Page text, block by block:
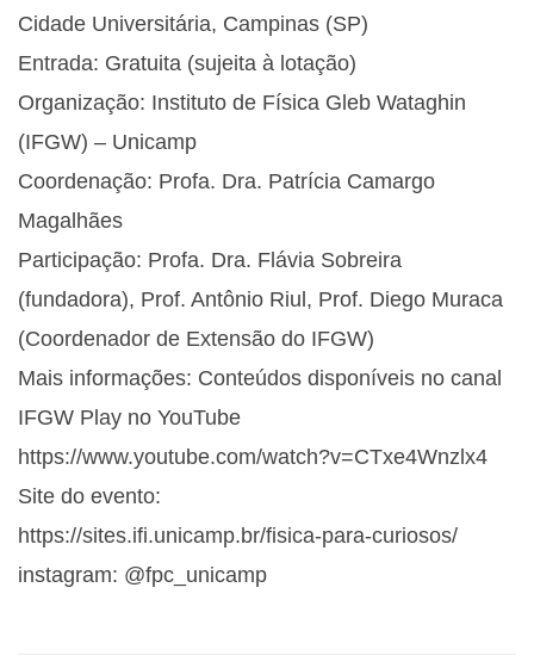
Cidade Universitária, Campinas (SP)
Entrada: Gratuita (sujeita à lotação)
Organização: Instituto de Física Gleb Wataghin
(IFGW) – Unicamp
Coordenação: Profa. Dra. Patrícia Camargo
Magalhães
Participação: Profa. Dra. Flávia Sobreira
(fundadora), Prof. Antônio Riul, Prof. Diego Muraca
(Coordenador de Extensão do IFGW)
Mais informações: Conteúdos disponíveis no canal
IFGW Play no YouTube
https://www.youtube.com/watch?v=CTxe4Wnzlx4
Site do evento:
https://sites.ifi.unicamp.br/fisica-para-curiosos/
instagram: @fpc_unicamp